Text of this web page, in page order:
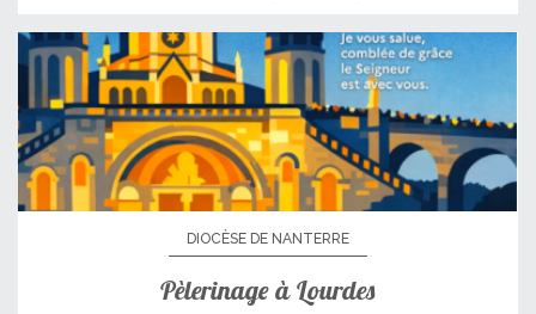
DIOCÈSE DE NANTERRE
Pèlerinage à Lourdes